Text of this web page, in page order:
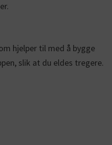
hjelper til med å bygge
slik at du eldes tregere.